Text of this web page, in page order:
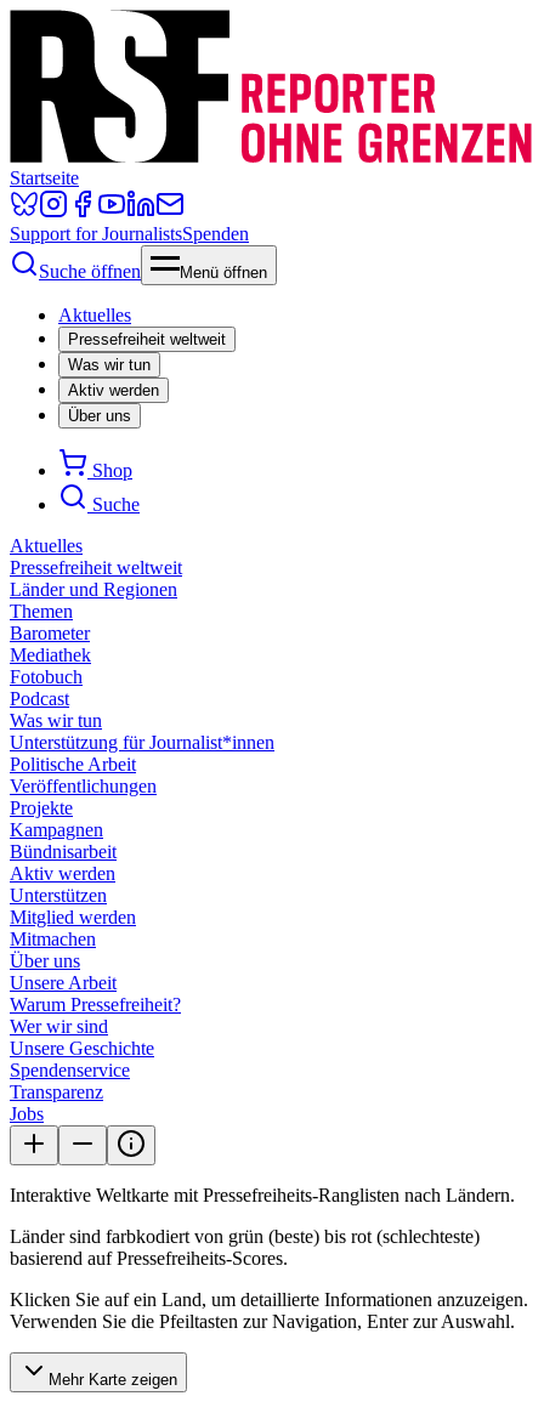
Startseite
Support for JournalistsSpenden
Suche öffnen
Menü öffnen
Aktuelles
Pressefreiheit weltweit
Was wir tun
Aktiv werden
Über uns
Shop
Suche
Aktuelles
Pressefreiheit weltweit
Länder und Regionen
Themen
Barometer
Mediathek
Fotobuch
Podcast
Was wir tun
Unterstützung für Journalist*innen
Politische Arbeit
Veröffentlichungen
Projekte
Kampagnen
Bündnisarbeit
Aktiv werden
Unterstützen
Mitglied werden
Mitmachen
Über uns
Unsere Arbeit
Warum Pressefreiheit?
Wer wir sind
Unsere Geschichte
Spendenservice
Transparenz
Jobs
Interaktive Weltkarte mit Pressefreiheits-Ranglisten nach Ländern.
Länder sind farbkodiert von grün (beste) bis rot (schlechteste)
basierend auf Pressefreiheits-Scores.
Klicken Sie auf ein Land, um detaillierte Informationen anzuzeigen.
Verwenden Sie die Pfeiltasten zur Navigation, Enter zur Auswahl.
Mehr Karte zeigen